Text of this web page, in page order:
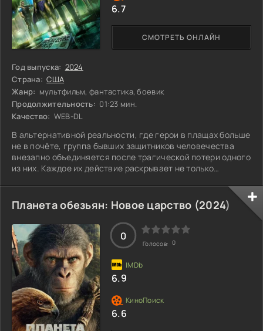
Год выпуска: 2024
Страна: США
Жанр: мультфильм, фантастика, боевик
Продолжительность: 01:23 мин.
Качество: WEB-DL
В альтернативной реальности, где герои в плащах больше
не в почёте, группа бывших защитников человечества
внезапно объединяется после трагической потери одного
из них. Каждое их действие раскрывает не только
способные разрушить доверие внутри команды. Пока
расследование углубляется в тёмные уголки их
прошлого, на горизонте возникает угроза, которая может
перевернуть привычный мир. Но кто стоит за кулисами
этого коварного плана?
СМОТРЕТЬ ОНЛАЙН
6.7
Планета обезьян: Новое царство (2024)
0
Голосов: 0
6.9
6.6